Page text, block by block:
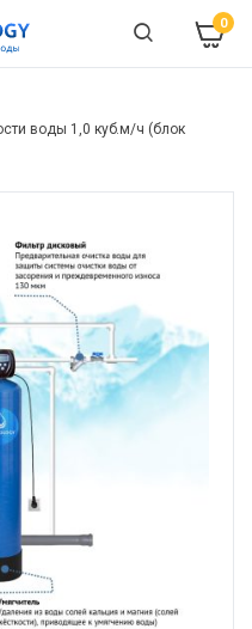
0
воды 1,0 куб.м/ч (блок